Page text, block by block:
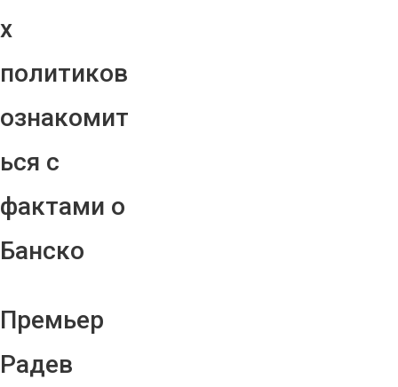
х
политиков
ознакомит
ься с
фактами о
Банско
Премьер
Радев